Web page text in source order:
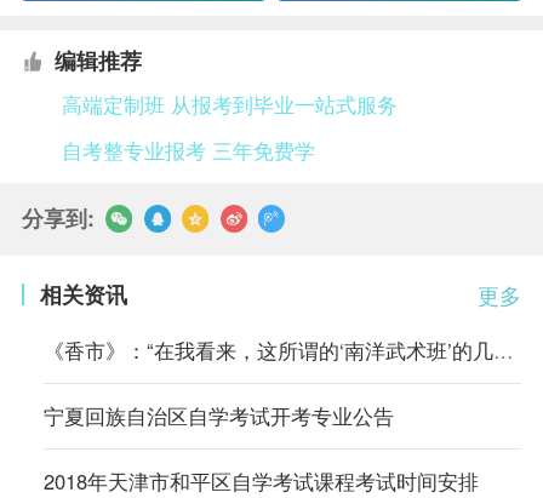
编辑推荐
高端定制班 从报考到毕业一站式服务
自考整专业报考 三年免费学
分享到:
更多
相关资讯
《香市》：“在我看来，这所谓的‘南洋武术班’的几套把式比起从前
宁夏回族自治区自学考试开考专业公告
2018年天津市和平区自学考试课程考试时间安排